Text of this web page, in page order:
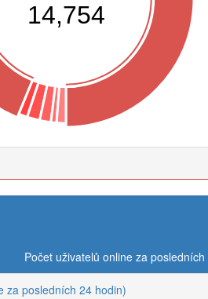
14,754
Počet uživatelů online za
za posledních 24 hodin)